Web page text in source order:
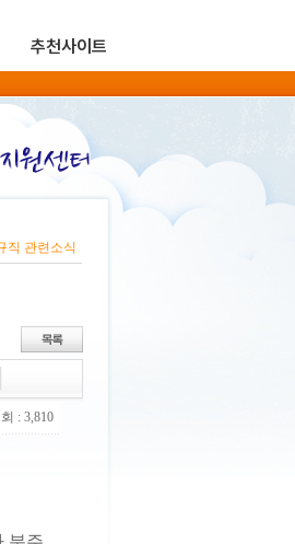
추천사이트
직 관련소식
: 3,810